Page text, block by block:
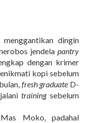
dingin
jendela pantry
dengan krimer
kopi sebelum
fresh graduate D-
trainingsebelum
Moko, padahal